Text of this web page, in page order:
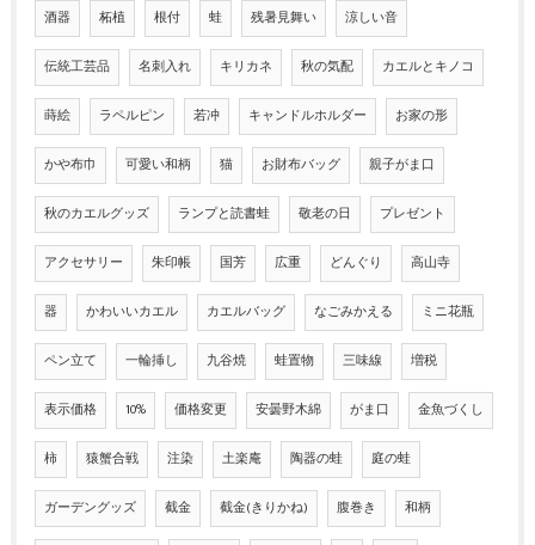
酒器 柘植 根付 蛙 残暑見舞い 涼しい音
伝統工芸品 名刺入れ キリカネ 秋の気配 カエルとキノコ
蒔絵 ラペルピン 若冲 キャンドルホルダー お家の形
かや布巾 可愛い和柄 猫 お財布バッグ 親子がま口
秋のカエルグッズ ランプと読書蛙 敬老の日 プレゼント
アクセサリー 朱印帳 国芳 広重 どんぐり 高山寺
器 かわいいカエル カエルバッグ なごみかえる ミニ花瓶
ペン立て 一輪挿し 九谷焼 蛙置物 三味線 増税
表示価格 10% 価格変更 安曇野木綿 がま口 金魚づくし
柿 猿蟹合戦 注染 土楽庵 陶器の蛙 庭の蛙
ガーデングッズ 截金 截金(きりかね) 腹巻き 和柄